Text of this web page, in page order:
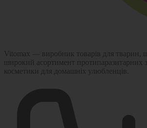
Vitomax — виробник товарів для тварин,
широкий асортимент протипаразитарних
косметики для домашніх улюбленців.